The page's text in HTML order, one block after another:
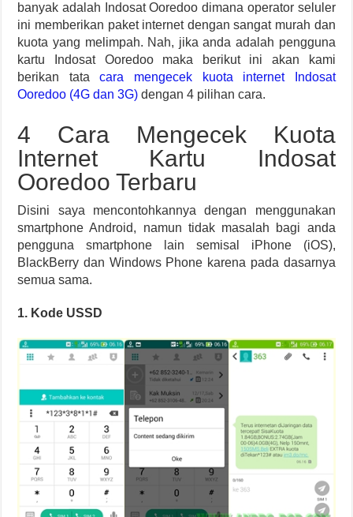
banyak adalah Indosat Ooredoo dimana operator seluler
ini memberikan paket internet dengan sangat murah dan
kuota yang melimpah. Nah, jika anda adalah pengguna
kartu Indosat Ooredoo maka berikut ini akan kami
berikan tatacara mengecek kuota internet Indosat
Ooredoo (4G dan 3G) dengan 4 pilihan cara.
4 Cara Mengecek Kuota
Internet Kartu Indosat
Ooredoo Terbaru
Disini saya mencontohkannya dengan menggunakan
smartphone Android, namun tidak masalah bagi anda
pengguna smartphone lain semisal iPhone (iOS),
BlackBerry dan Windows Phone karena pada dasarnya
semua sama.
1. Kode USSD